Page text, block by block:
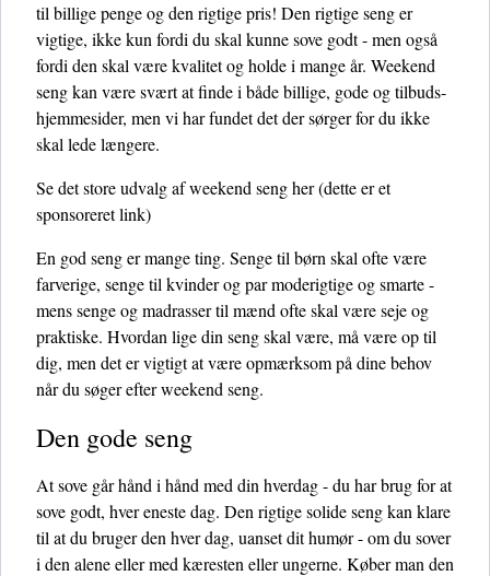
til billige penge og den rigtige pris! Den rigtige seng er
vigtige, ikke kun fordi du skal kunne sove godt - men også
fordi den skal være kvalitet og holde i mange år. Weekend
seng kan være svært at finde i både billige, gode og tilbuds-
hjemmesider, men vi har fundet det der sørger for du ikke
skal lede længere.
Se det store udvalg af weekend seng her(dette er et
sponsoreret link)
En god seng er mange ting. Senge til børn skal ofte være
farverige, senge til kvinder og par moderigtige og smarte -
mens senge og madrasser til mænd ofte skal være seje og
praktiske. Hvordan lige din seng skal være, må være op til
dig, men det er vigtigt at være opmærksom på dine behov
når du søger efter weekend seng.
Den gode seng
At sove går hånd i hånd med din hverdag - du har brug for at
sove godt, hver eneste dag. Den rigtige solide seng kan klare
til at du bruger den hver dag, uanset dit humør - om du sover
i den alene eller med kæresten eller ungerne. Køber man den